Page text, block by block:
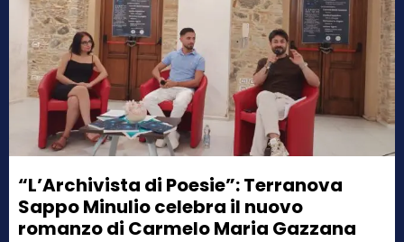
“L’Archivista di Poesie”: Terranova
Sappo Minulio celebra il nuovo
romanzo di Carmelo Maria Gazzana